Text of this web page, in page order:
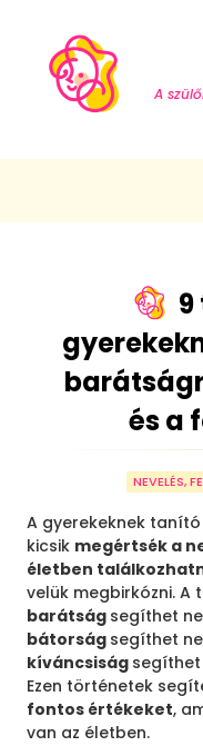
A
és a
NEVELÉS,
A gyerekeknek
kicsik megértsék a
életben
velük megbirkózni.
barátság segíthet
bátorság segíthet
kíváncsiság
Ezen történetek
fontos értékeket,
van az életben.